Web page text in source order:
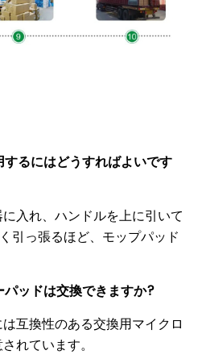
るにはどうすればよいです
入れ、ハンドルを上に引いて
引っ張るほど、モップパッド
ッドは交換できますか?
互換性のある交換用マイクロ
れています。